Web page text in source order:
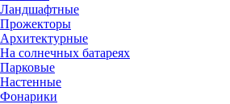
Ландшафтные
Прожекторы
Архитектурные
На солнечных батареях
Парковые
Настенные
Фонарики